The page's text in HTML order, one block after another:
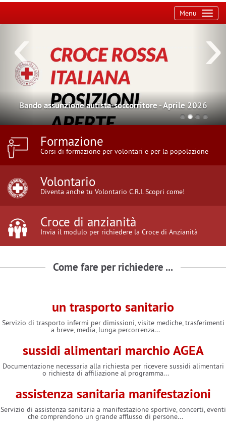
Menu
Bando assunzione autista-soccorritore - Aprile 2026
Formazione
Corsi di formazione per volontari e per la popolazione
Volontario
Diventa anche tu Volontario C.R.I. Scopri come!
Croce di anzianità
Invia il modulo per richiedere la Croce di Anzianità
Come fare per richiedere ...
un trasporto sanitario
Servizio di trasporto infermi per dimissioni, visite mediche, trasferimenti
a breve, media, lunga percorrenza...
sussidi alimentari marchio AGEA
Documentazione necessaria alla richiesta per ricevere sussidi alimentari
o richiesta di affiliazione al programma...
assistenza sanitaria manifestazioni
Servizio di assistenza sanitaria a manifestazione sportive, concerti, eventi
che comprendono un grande afflusso di persone...